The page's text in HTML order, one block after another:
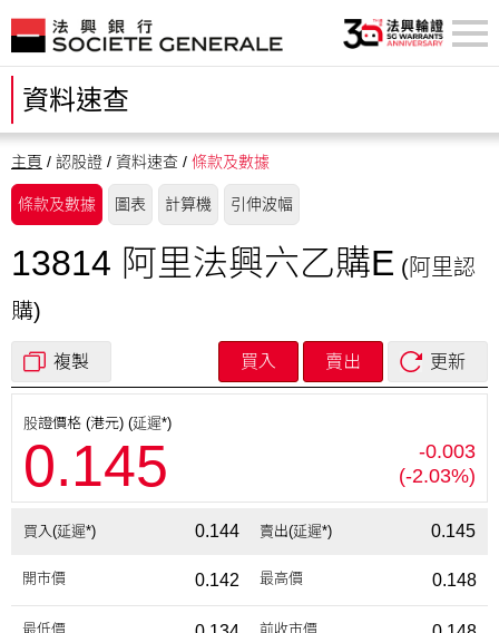
資料速查
條款及數據 圖表 計算機 引伸波幅
主頁 / 認股證 / 資料速查 / 條款及數據
13814 阿里法興六乙購E (阿里認
購)
複製 買入 賣出 更新
股證價格 (港元) (延遲*)
0.145
-0.003
(-2.03%)
買入(延遲*) 0.144 賣出(延遲*) 0.145
開市價 0.142 最高價 0.148
最低價 前收市價